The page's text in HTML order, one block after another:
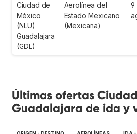
Ciudad de
México
(NLU)
Guadalajara
(GDL)
Aerolínea del
Estado Mexicano
(Mexicana)
9
Últimas ofertas
Guadalajara de ida y